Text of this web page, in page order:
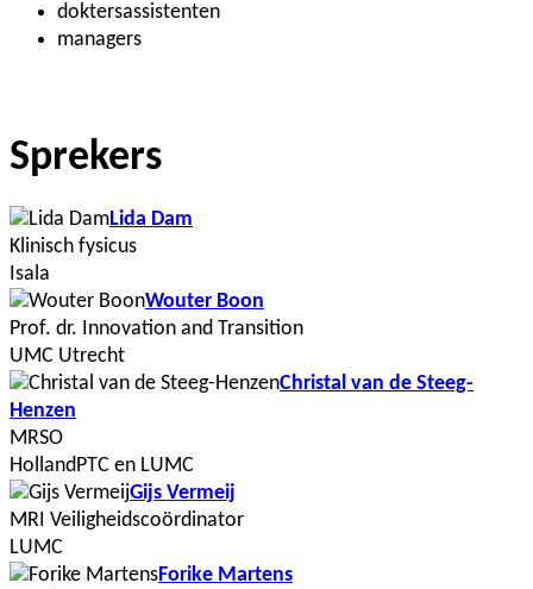
doktersassistenten
managers
Sprekers
Lida Dam
Klinisch fysicus
Isala
Wouter Boon
Prof. dr. Innovation and Transition
UMC Utrecht
Christal van de Steeg-
Henzen
MRSO
HollandPTC en LUMC
Gijs Vermeij
MRI Veiligheidscoördinator
LUMC
Forike Martens